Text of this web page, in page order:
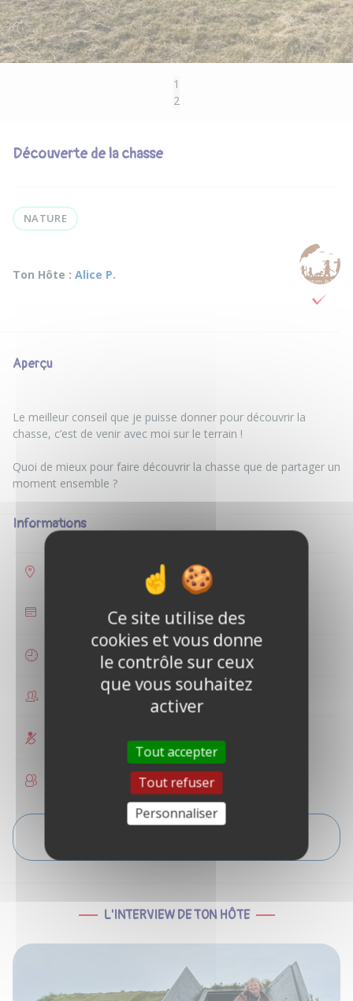
1
2
Découverte de la chasse
NATURE
Ton Hôte : Alice P.
Aperçu
Le meilleur conseil que je puisse donner pour découvrir la
chasse, c’est de venir avec moi sur le terrain !
Quoi de mieux pour faire découvrir la chasse que de partager un
Informations
1 à 2 personnes
Non accessible PMR
Enfants non autorisés
L'INTERVIEW DE TON HÔTE
Ce site utilise des
cookies et vous donne
le contrôle sur ceux
que vous souhaitez
activer
Tout accepter
Tout refuser
Personnaliser